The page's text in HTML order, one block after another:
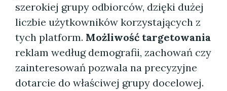
szerokiej grupy odbiorców, dzięki dużej
liczbie użytkowników korzystających z
tych platform. Możliwość targetowania
reklam według demografii, zachowań czy
zainteresowań pozwala na precyzyjne
dotarcie do właściwej grupy docelowej.